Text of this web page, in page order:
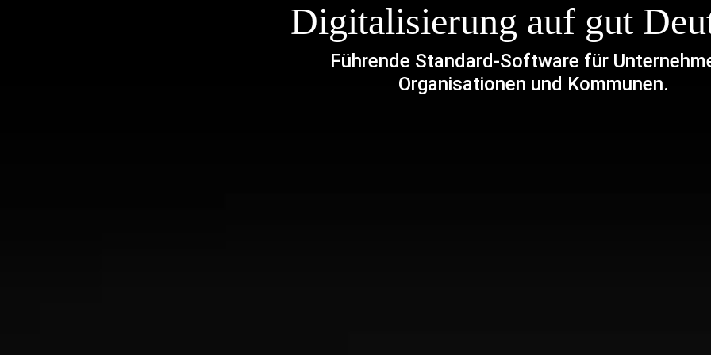
Digitalisierung auf gut
Führende Standard-Software für
Organisationen und Kommunen.